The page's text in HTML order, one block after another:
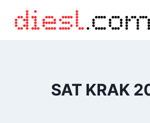
contenido
SAT KRAK